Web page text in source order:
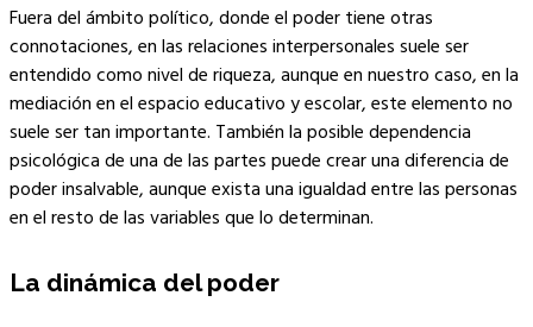
Fuera del ámbito político, donde el poder tiene otras
connotaciones, en las relaciones interpersonales suele ser
entendido como nivel de riqueza, aunque en nuestro caso, en la
mediación en el espacio educativo y escolar, este elemento no
suele ser tan importante. También la posible dependencia
psicológica de una de las partes puede crear una diferencia de
poder insalvable, aunque exista una igualdad entre las personas
en el resto de las variables que lo determinan.
La dinámica del poder